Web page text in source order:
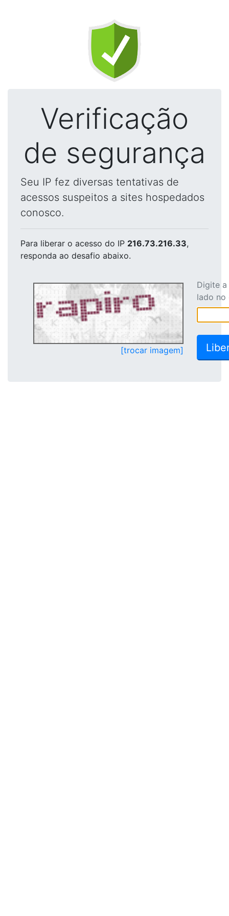
Verificação
de segurança
Seu IP fez diversas tentativas de
acessos suspeitos a sites hospedados
conosco.
Para liberar o acesso do IP 216.73.216.33,
responda ao desafio abaixo.
[trocar imagem]
Digite
lado no